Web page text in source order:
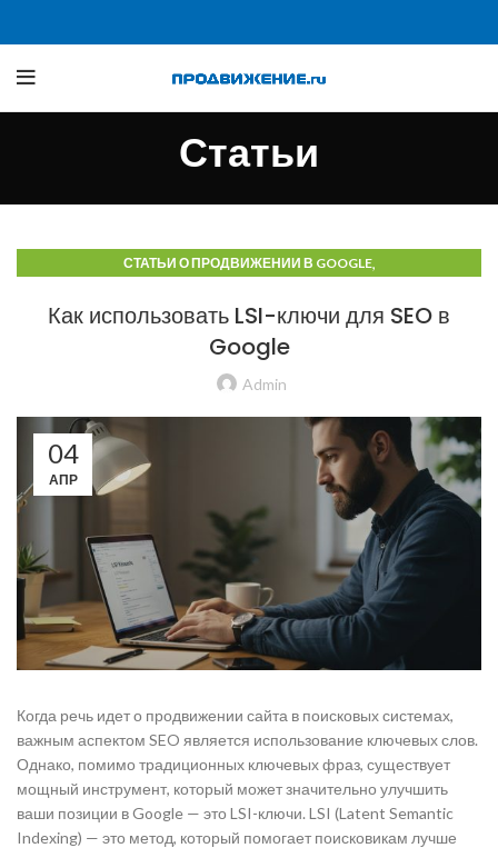
Статьи
СТАТЬИ О ПРОДВИЖЕНИИ В GOOGLE,
Как использовать LSI-ключи для SEO в
Google
Admin
04
АПР
Когда речь идет о продвижении сайта в поисковых системах,
важным аспектом SEO является использование ключевых слов.
Однако, помимо традиционных ключевых фраз, существует
мощный инструмент, который может значительно улучшить
ваши позиции в Google — это LSI-ключи. LSI (Latent Semantic
Indexing) — это метод, который помогает поисковикам лучше